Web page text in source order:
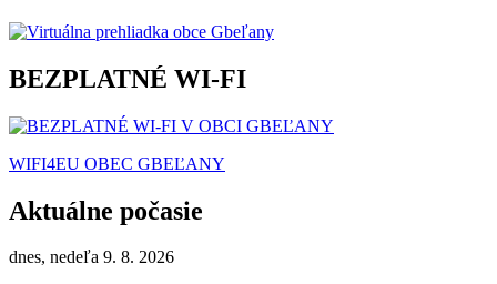
BEZPLATNÉ WI-FI
WIFI4EU OBEC GBEĽANY
Aktuálne počasie
dnes, nedeľa 9. 8. 2026